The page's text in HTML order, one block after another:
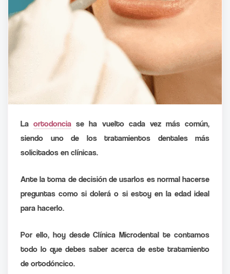
Laortodoncia se ha vuelto cada vez más común,
siendo uno de los tratamientos dentales más
solicitados en clínicas.
Ante la toma de decisión de usarlos es normal hacerse
preguntas como si dolerá o si estoy en la edad ideal
para hacerlo.
Por ello, hoy desde Clínica Microdental te contamos
todo lo que debes saber acerca de este tratamiento
de ortodóncico.